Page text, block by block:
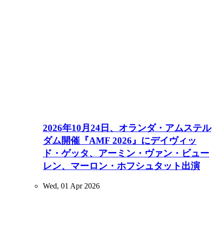
2026年10月24日、オランダ・アムステル
ダム開催『AMF 2026』にデイヴィッ
ド・ゲッタ、アーミン・ヴァン・ビュー
レン、マーロン・ホフシュタット出演
Wed, 01 Apr 2026